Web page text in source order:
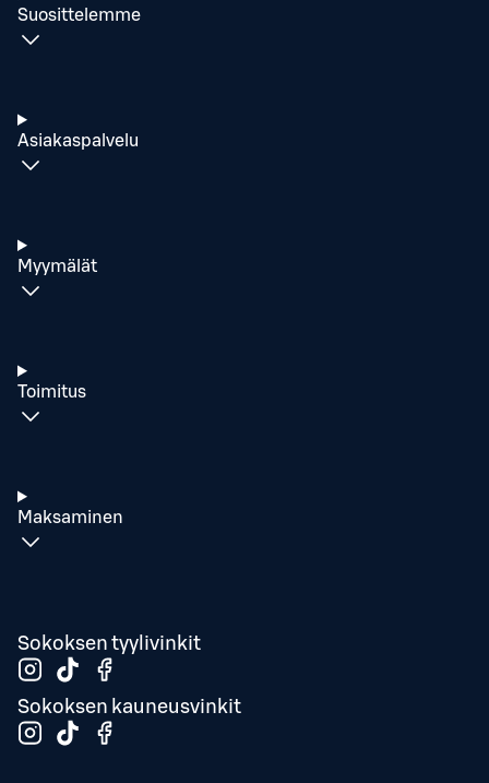
Suosittelemme
Asiakaspalvelu
Myymälät
Toimitus
Maksaminen
Sokoksen tyylivinkit
Sokoksen kauneusvinkit